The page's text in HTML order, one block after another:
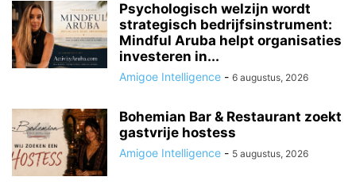
Psychologisch welzijn wordt
strategisch bedrijfsinstrument:
Mindful Aruba helpt organisaties
investeren in...
Amigoe Intelligence - 6 augustus, 2026
Bohemian Bar & Restaurant zoekt
gastvrije hostess
Amigoe Intelligence - 5 augustus, 2026